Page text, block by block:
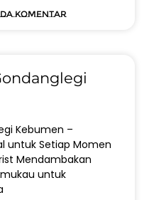
komentar
Kebumen –
untuk Setiap Momen
Mendambakan
untuk